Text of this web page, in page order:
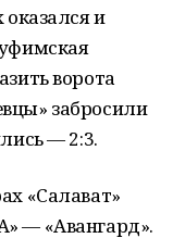
и
ворота
забросили
— 2:3.
«Салават»
— «Авангард».